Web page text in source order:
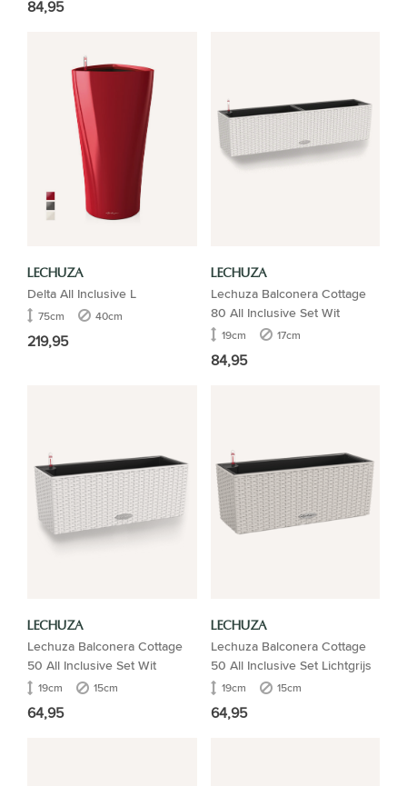
84,95
LECHUZA
Delta All Inclusive L
75cm 40cm
219,95
LECHUZA
Lechuza Balconera Cottage
80 All Inclusive Set Wit
19cm 17cm
84,95
LECHUZA
Lechuza Balconera Cottage
50 All Inclusive Set Wit
19cm 15cm
64,95
LECHUZA
Lechuza Balconera Cottage
50 All Inclusive Set Lichtgrijs
19cm 15cm
64,95